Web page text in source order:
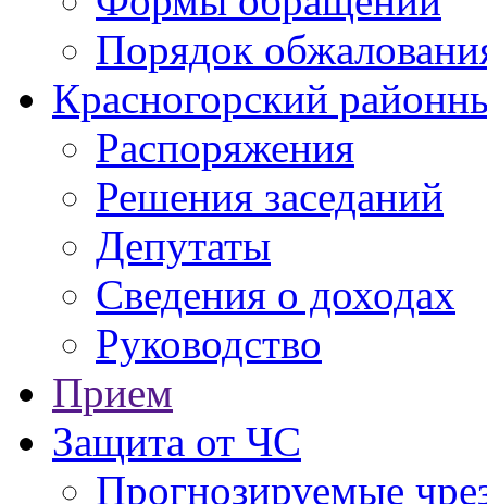
Порядок
Красногорский
Распоряжения
Решения заседаний
Депутаты
Сведения о доходах
Руководство
Прием
Защита от ЧС
Прогнозируемые